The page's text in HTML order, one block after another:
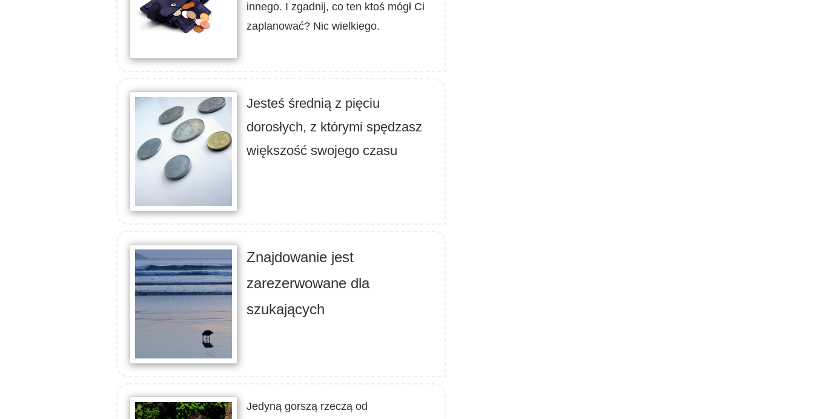
innego. I zgadnij, co ten ktoś mógł Ci
zaplanować? Nic wielkiego.
Jesteś średnią z pięciu
dorosłych, z którymi spędzasz
większość swojego czasu
Znajdowanie jest
zarezerwowane dla
szukających
Jedyną gorszą rzeczą od